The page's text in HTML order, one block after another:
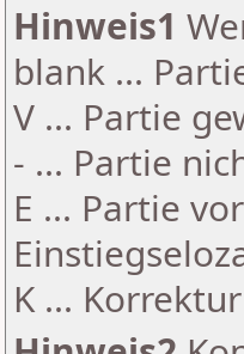
Hinweis1
blank ...
V ... Partie
- ... Partie
E ... Partie
K ...